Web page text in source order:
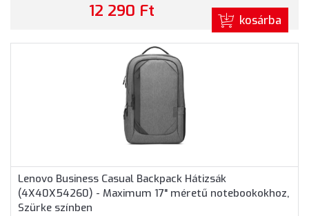
12 290 Ft kosárba
Lenovo Business Casual Backpack Hátizsák
(4X40X54260) - Maximum 17" méretű notebookokhoz,
Szürke színben